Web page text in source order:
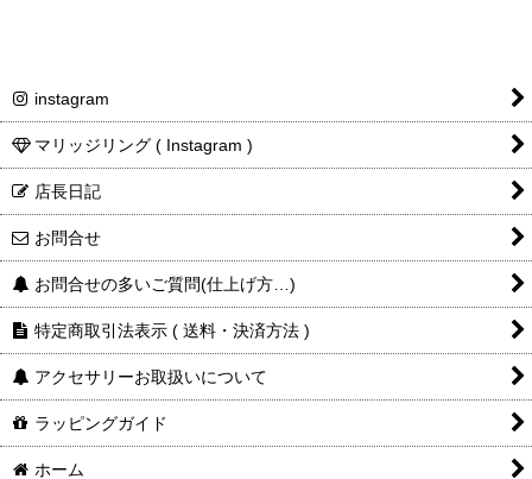
instagram
マリッジリング ( Instagram )
店長日記
お問合せ
お問合せの多いご質問(仕上げ方…)
特定商取引法表示 ( 送料・決済方法 )
アクセサリーお取扱いについて
ラッピングガイド
ホーム